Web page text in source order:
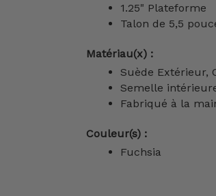
1.25" Plateforme
Talon de 5,5
Matériau(x) :
Suède Extérieur,
Semelle
Fabriqué à la
Couleur(s) :
Fuchsia